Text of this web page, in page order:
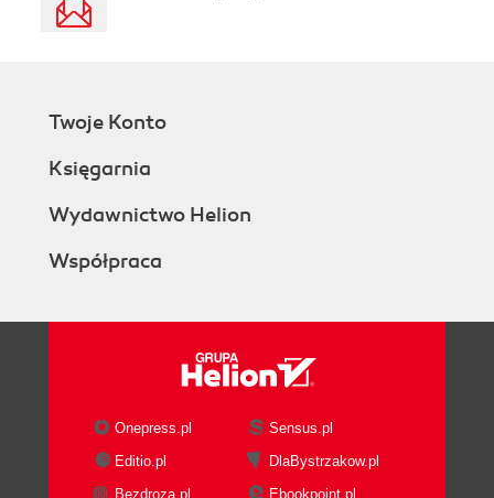
Twoje Konto
Księgarnia
Wydawnictwo Helion
Współpraca
Onepress.pl
Sensus.pl
Editio.pl
DlaBystrzakow.pl
Bezdroza.pl
Ebookpoint.pl